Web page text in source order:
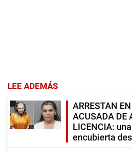
LEE ADEMÁS
ARRESTAN
ACUSADA DE
LICENCIA:
encubierta